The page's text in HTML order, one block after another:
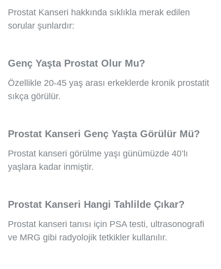
Prostat Kanseri hakkında sıklıkla merak edilen
sorular şunlardır:
Genç Yaşta Prostat Olur Mu?
Özellikle 20-45 yaş arası erkeklerde kronik prostatit
sıkça görülür.
Prostat Kanseri Genç Yaşta Görülür Mü?
Prostat kanseri görülme yaşı günümüzde 40’lı
yaşlara kadar inmiştir.
Prostat Kanseri Hangi Tahlilde Çıkar?
Prostat kanseri tanısı için PSA testi, ultrasonografi
ve MRG gibi radyolojik tetkikler kullanılır.